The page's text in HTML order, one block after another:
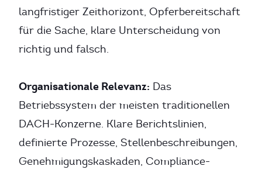
langfristiger Zeithorizont, Opferbereitschaft
für die Sache, klare Unterscheidung von
richtig und falsch.
Organisationale Relevanz: Das
Betriebssystem der meisten traditionellen
DACH-Konzerne. Klare Berichtslinien,
definierte Prozesse, Stellenbeschreibungen,
Genehmigungskaskaden, Compliance-